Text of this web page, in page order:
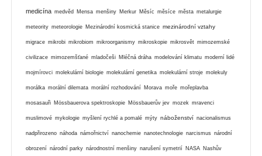
medicína medvěd Mensa menšiny Merkur Měsíc měsíce města metalurgie
meteority meteorologie Mezinárodní kosmická stanice mezinárodní vztahy
migrace mikrobi mikrobiom mikroorganismy mikroskopie mikrosvět mimozemské
civilizace mimozemšťané mladočeši Mléčná dráha modelování klimatu moderní lidé
mojmírovci molekulární biologie molekulární genetika molekulární stroje molekuly
morálka morální dilemata morální rozhodování Morava moře mořeplavba
mosasauři Mössbauerova spektroskopie Mössbauerův jev mozek mravenci
muslimové mykologie myšlení rychlé a pomalé mýty náboženství nacionalismus
nadpřirozeno náhoda námořnictví nanochemie nanotechnologie narcismus národní
obrození národní parky národnostní menšiny narušení symetrií NASA Nashův